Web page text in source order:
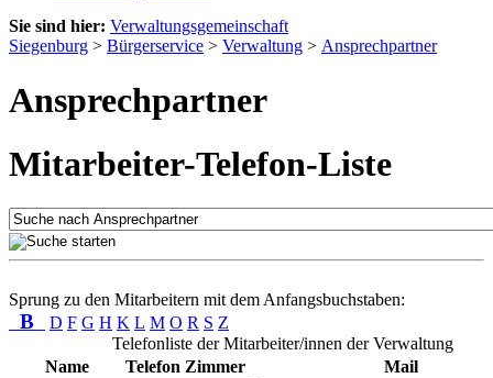
Sie sind hier: Verwaltungsgemeinschaft
Siegenburg > Bürgerservice > Verwaltung > Ansprechpartner
Ansprechpartner
Mitarbeiter-Telefon-Liste
Sprung zu den Mitarbeitern mit dem Anfangsbuchstaben:
B D F G H K L M O R S Z
Telefonliste der Mitarbeiter/innen der Verwaltung
Name
Telefon Zimmer
Mail